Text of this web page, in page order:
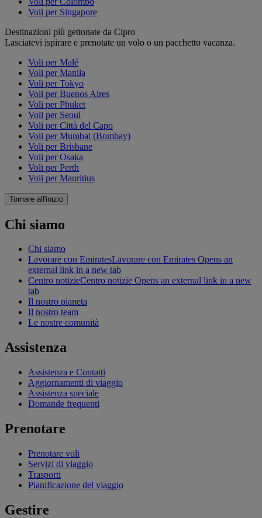
Voli per Singapore
Destinazioni più gettonate da Cipro
Lasciatevi ispirare e prenotate un volo o un pacchetto vacanza.
Voli per Malé
Voli per Manila
Voli per Tokyo
Voli per Buenos Aires
Voli per Phuket
Voli per Seoul
Voli per Città del Capo
Voli per Mumbai (Bombay)
Voli per Brisbane
Voli per Osaka
Voli per Perth
Voli per Mauritius
Tornare all'inizio
Chi siamo
Chi siamo
Lavorare con EmiratesLavorare con Emirates Opens an
external link in a new tab
Centro notizieCentro notizie Opens an external link in a new
tab
Il nostro pianeta
Il nostro team
Le nostre comunità
Assistenza
Assistenza e Contatti
Aggiornamenti di viaggio
Assistenza speciale
Domande frequenti
Prenotare
Prenotare voli
Servizi di viaggio
Trasporti
Pianificazione del viaggio
Gestire